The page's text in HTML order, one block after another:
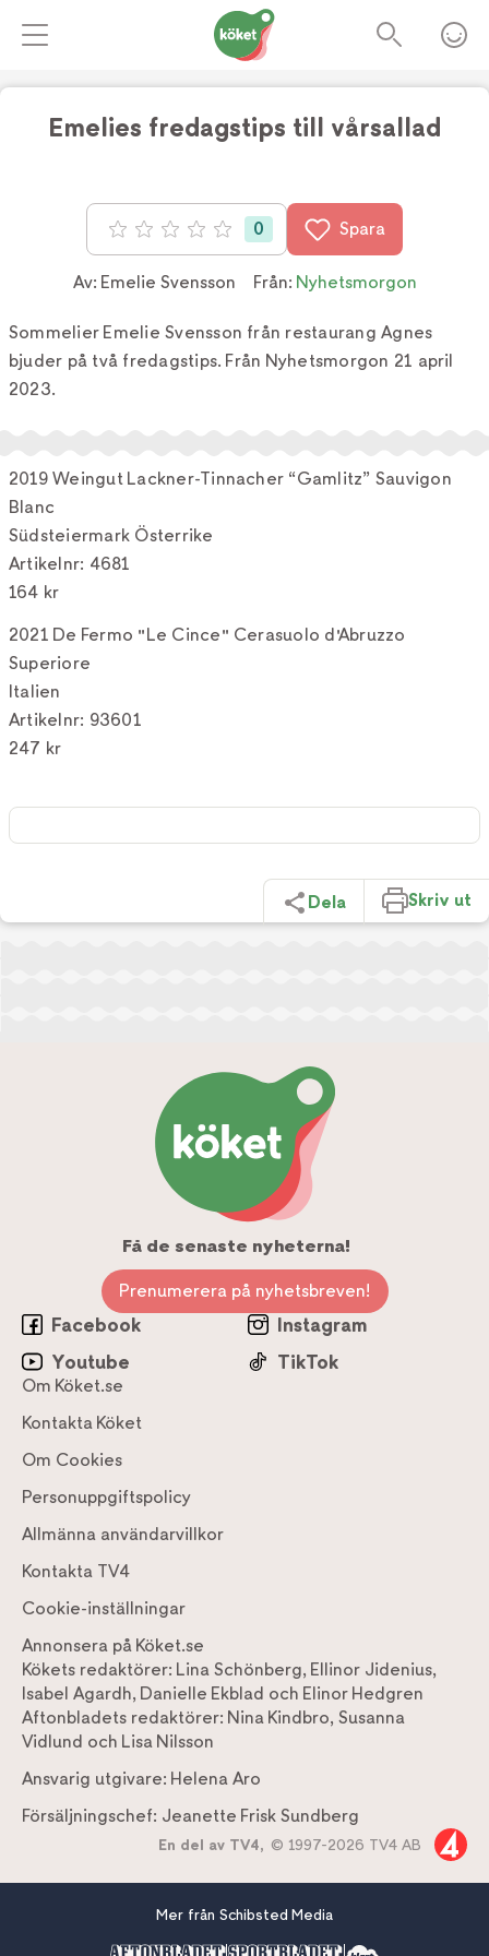
Emelies fredagstips till vårsallad
Betyg: 0 av 5 0 Spara
Av: Emelie Svensson Från: Nyhetsmorgon
Sommelier Emelie Svensson från restaurang Agnes
bjuder på två fredagstips. Från Nyhetsmorgon 21 april
2023.
2019 Weingut Lackner-Tinnacher “Gamlitz” Sauvigon
Blanc
Südsteiermark Österrike
Artikelnr: 4681
164 kr
2021 De Fermo "Le Cince" Cerasuolo d'Abruzzo
Superiore
Italien
Artikelnr: 93601
247 kr
Dela Skriv ut
Få de senaste nyheterna!
Prenumerera på nyhetsbreven!
Facebook
Instagram
Youtube
TikTok
Om Köket.se
Kontakta Köket
Om Cookies
Personuppgiftspolicy
Allmänna användarvillkor
Kontakta TV4
Cookie-inställningar
Annonsera på Köket.se
Kökets redaktörer: Lina Schönberg, Ellinor Jidenius,
Isabel Agardh, Danielle Ekblad och Elinor Hedgren
Aftonbladets redaktörer: Nina Kindbro, Susanna
Vidlund och Lisa Nilsson
Ansvarig utgivare: Helena Aro
Försäljningschef: Jeanette Frisk Sundberg
En del av TV4, © 1997-2026 TV4 AB
Mer från Schibsted Media